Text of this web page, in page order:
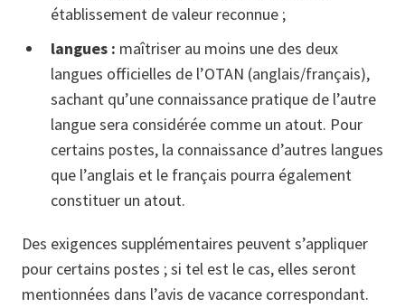
établissement de valeur reconnue ;
langues : maîtriser au moins une des deux
langues officielles de l’OTAN (anglais/français),
sachant qu’une connaissance pratique de l’autre
langue sera considérée comme un atout. Pour
certains postes, la connaissance d’autres langues
que l’anglais et le français pourra également
constituer un atout.
Des exigences supplémentaires peuvent s’appliquer
pour certains postes ; si tel est le cas, elles seront
mentionnées dans l’avis de vacance correspondant.